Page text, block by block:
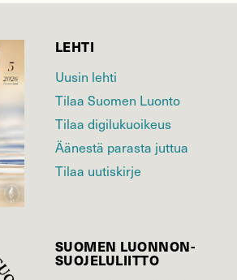
LEHTI
Uusin lehti
Tilaa Suomen Luonto
Tilaa digilukuoikeus
Äänestä parasta juttua
Tilaa uutiskirje
SUOMEN LUONNON­
SUOJELU­LIITTO